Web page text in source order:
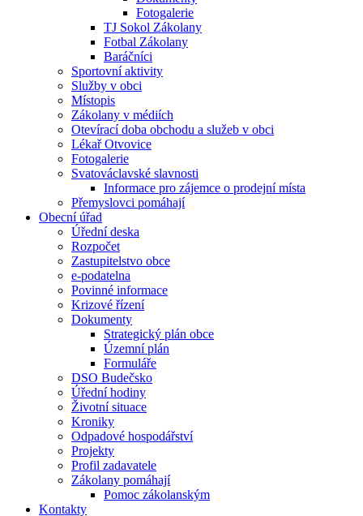
Fotogalerie
TJ Sokol Zákolany
Fotbal Zákolany
Baráčníci
Sportovní aktivity
Služby v obci
Místopis
Zákolany v médiích
Otevírací doba obchodu a služeb v obci
Lékař Otvovice
Fotogalerie
Svatováclavské slavnosti
Informace pro zájemce o prodejní místa
Přemyslovci pomáhají
Obecní úřad
Úřední deska
Rozpočet
Zastupitelstvo obce
e-podatelna
Povinné informace
Krizové řízení
Dokumenty
Strategický plán obce
Územní plán
Formuláře
DSO Budečsko
Úřední hodiny
Životní situace
Kroniky
Odpadové hospodářství
Projekty
Profil zadavatele
Zákolany pomáhají
Pomoc zákolanským
Kontakty